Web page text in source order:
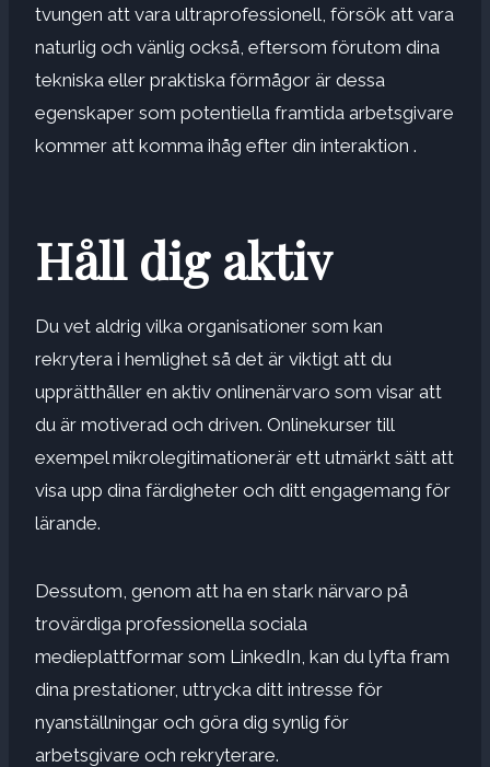
tvungen att vara ultraprofessionell, försök att vara
naturlig och vänlig också, eftersom förutom dina
tekniska eller praktiska förmågor är dessa
egenskaper som potentiella framtida arbetsgivare
kommer att komma ihåg efter din interaktion .
Håll dig aktiv
Du vet aldrig vilka organisationer som kan
rekrytera i hemlighet så det är viktigt att du
upprätthåller en aktiv onlinenärvaro som visar att
du är motiverad och driven. Onlinekurser till
exempel mikrolegitimationerär ett utmärkt sätt att
visa upp dina färdigheter och ditt engagemang för
lärande.
Dessutom, genom att ha en stark närvaro på
trovärdiga professionella sociala
medieplattformar som LinkedIn, kan du lyfta fram
dina prestationer, uttrycka ditt intresse för
nyanställningar och göra dig synlig för
arbetsgivare och rekryterare.